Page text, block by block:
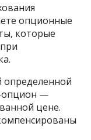
опционные
которые
определенной
опцион —
цене.